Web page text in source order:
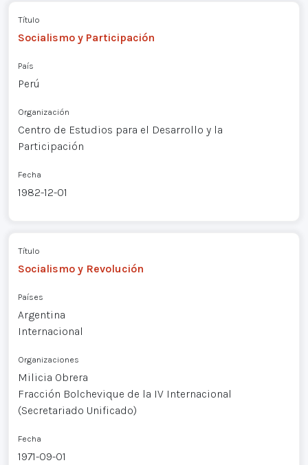
Título
Socialismo y Participación
País
Perú
Organización
Centro de Estudios para el Desarrollo y la
Participación
Fecha
1982-12-01
Título
Socialismo y Revolución
Países
Argentina
Internacional
Organizaciones
Milicia Obrera
Fracción Bolchevique de la IV Internacional
(Secretariado Unificado)
Fecha
1971-09-01